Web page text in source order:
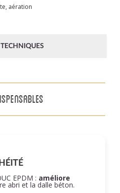
aération
TECHNIQUES
EPDM : améliore
abri et la dalle béton.